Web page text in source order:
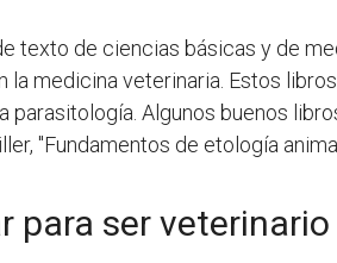
texto de ciencias básicas y de
la medicina veterinaria. Estos
parasitología. Algunos buenos
"Fundamentos de etología
para ser